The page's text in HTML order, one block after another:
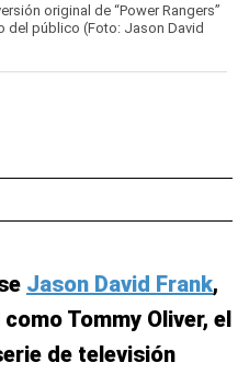
original de “Power Rangers”
del público (Foto: Jason David
Jason David Frank,
Tommy Oliver, el
de televisión